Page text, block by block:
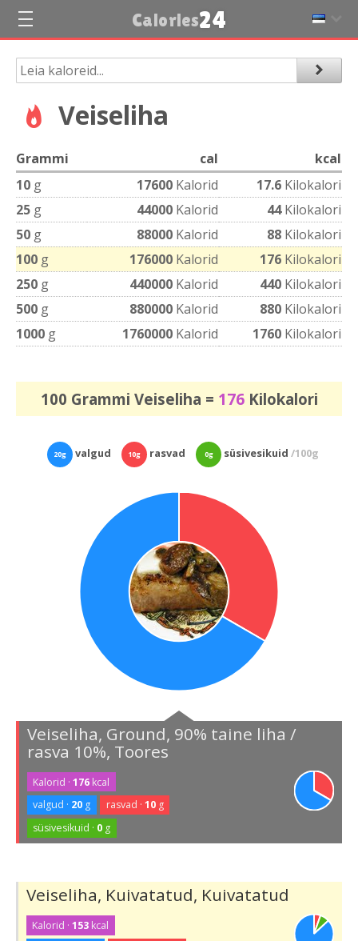
Calories24
Veiseliha
Grammi cal
kcal
10 g 17600 Kalorid 17.6 Kilokalori
25 g 44000 Kalorid 44Kilokalori
50 g 88000 Kalorid 88 Kilokalori
100 g 176000 Kalorid 176 Kilokalori
250 g 440000 Kalorid 440 Kilokalori
500 g 880000 Kalorid 880 Kilokalori
1000 g 1760000 Kalorid 1760 Kilokalori
100 Grammi Veiseliha = 176Kilokalori
20g valgud 10g rasvad 0g süsivesikuid/100g
Veiseliha, Ground, 90% taine liha /
rasva 10%, Toores
Kalorid ·176 kcal
valgud · 20 g rasvad · 10g
süsivesikuid · 0 g
Veiseliha, Kuivatatud, Kuivatatud
Kalorid ·153 kcal